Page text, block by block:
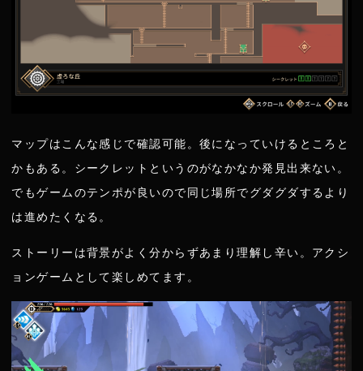
マップはこんな感じで確認可能。後になっていけるところと
かもある。シークレットというのがなかなか発見出来ない。
でもゲームのテンポが良いので同じ場所でグダグダするより
は進めたくなる。
ストーリーは背景がよく分からずあまり理解し辛い。アクシ
ョンゲームとして楽しめてます。